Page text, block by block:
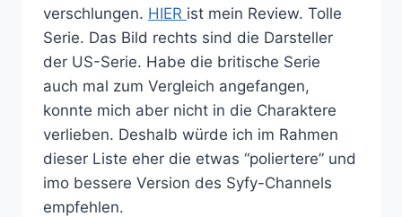
verschlungen. HIER ist mein Review. Tolle
Serie. Das Bild rechts sind die Darsteller
der US-Serie. Habe die britische Serie
auch mal zum Vergleich angefangen,
konnte mich aber nicht in die Charaktere
verlieben. Deshalb würde ich im Rahmen
dieser Liste eher die etwas “poliertere” und
imo bessere Version des Syfy-Channels
empfehlen.